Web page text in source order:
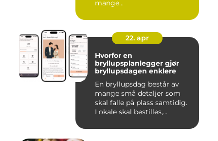
mange...
22. apr
Hvorfor en
bryllupsplanlegger gjør
bryllupsdagen enklere
En bryllupsdag består av
mange små detaljer som
skal falle på plass samtidig.
Lokale skal bestilles,...